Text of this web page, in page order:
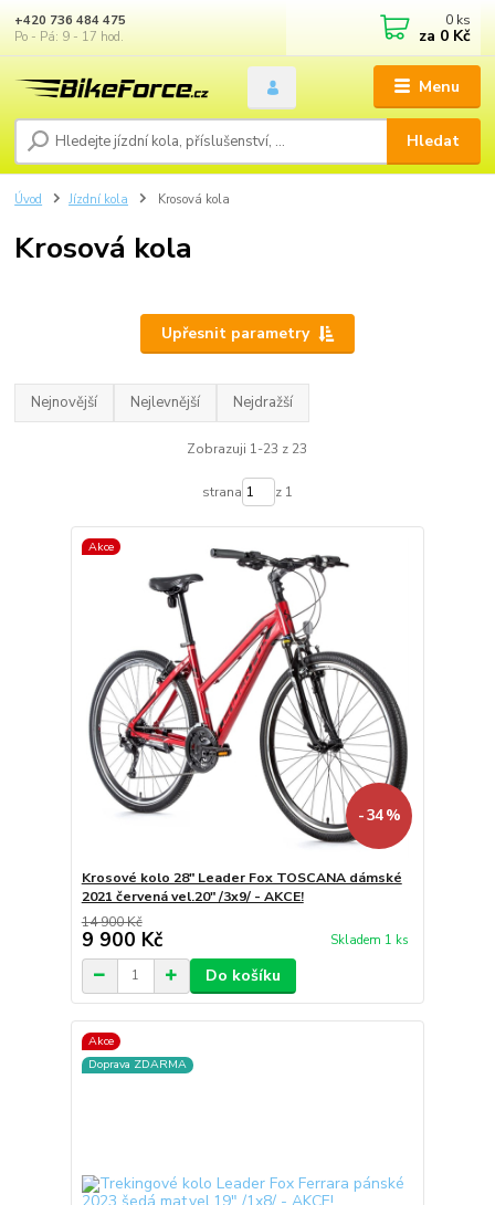
Menu
Hledat
+420 736 484 475
Po - Pá: 9 - 17 hod.
0 ks
za 0 Kč
Úvod Jízdní kola Krosová kola
Krosová kola
Upřesnit parametry
Nejnovější Nejlevnější Nejdražší
Zobrazuji 1-23 z 23
strana z 1
Akce
- 34 %
Krosové kolo 28" Leader Fox TOSCANA dámské
2021 červená vel.20" /3x9/ - AKCE!
14 900 Kč
9 900 Kč Skladem 1 ks
Do košíku
Akce
Doprava ZDARMA